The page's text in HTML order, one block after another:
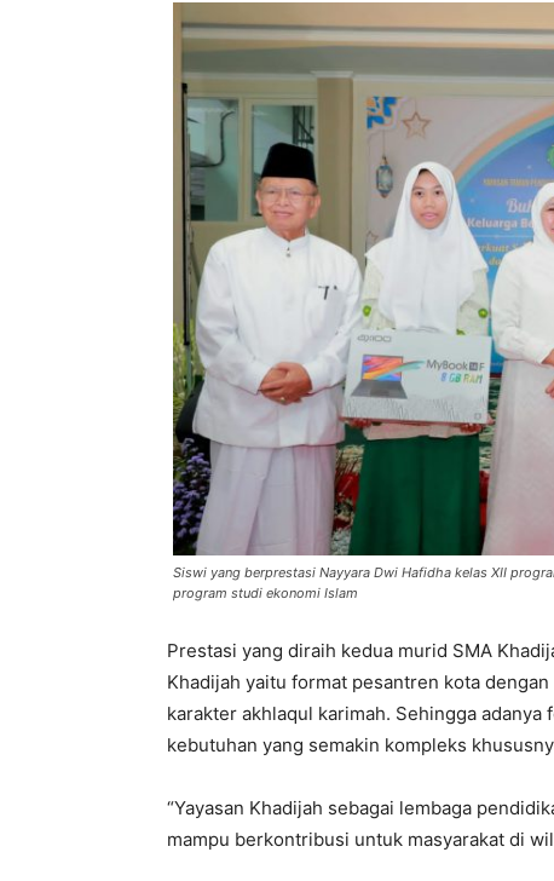
Siswi yang berprestasi Nayyara Dwi Hafidha kelas XII
program studi ekonomi Islam
Prestasi yang diraih kedua murid SMA
Khadijah yaitu format pesantren kota
karakter akhlaqul karimah. Sehingga
kebutuhan yang semakin kompleks
“Yayasan Khadijah sebagai lembaga
mampu berkontribusi untuk masyarakat di